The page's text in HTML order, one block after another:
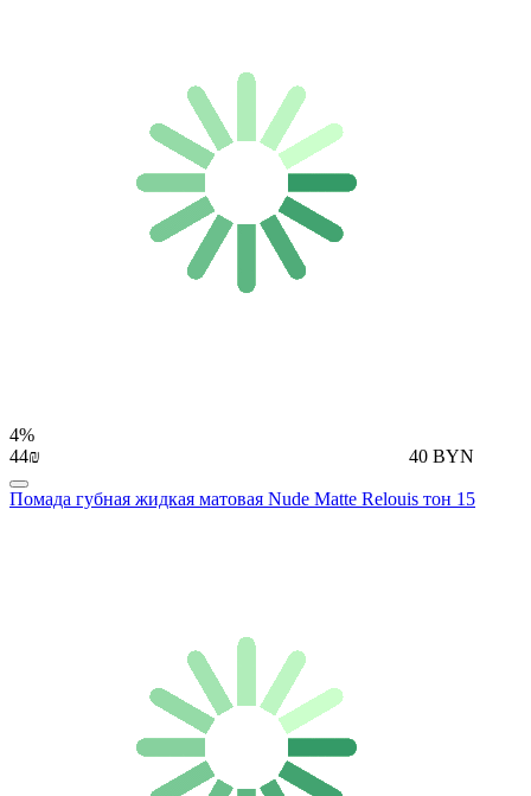
4%
44₪
40 BYN
Помада губная жидкая матовая Nude Matte Relouis тон 15